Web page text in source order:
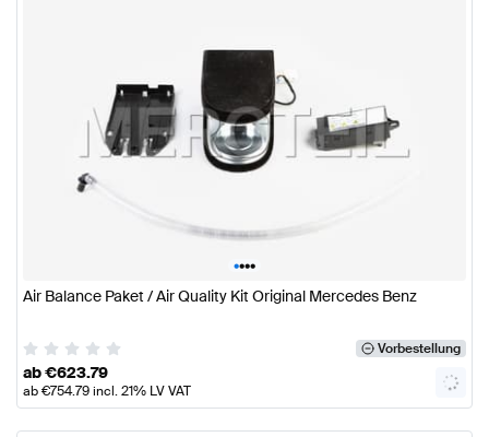
••••
Air Balance Paket / Air Quality Kit Original Mercedes Benz
Vorbestellung
ab€623.79
ab€754.79incl. 21% LV VAT